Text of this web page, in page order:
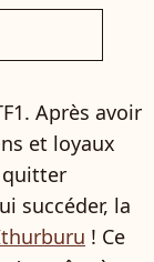
Après avoir
et loyaux
quitter
succéder, la
! Ce